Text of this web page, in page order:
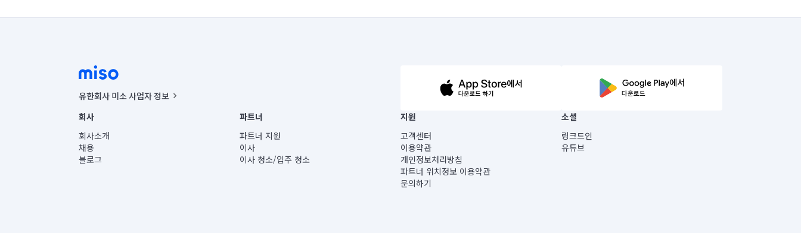
유한회사 미소 사업자 정보
사업자등록번호 : 291-87-00271 | 인허가번호 : 2016-3220163-14-5-00019 |
통신판매신고번호 : 2024-서울종로-1400(공정거래위원회 정보) |
대표이사 : CHING VICTOR COLUMBIA RHEE
주소 | 본사: 서울특별시 종로구 율곡로 6(중학동, 트윈트리빌딩) B동 5층
컨택센터 : 서울특별시 종로구 수송동 율곡로 24, 7층, 8층 미소
회사
회사소개
채용
블로그
파트너
파트너 지원
이사
이사 청소/입주 청소
지원
고객센터
이용약관
개인정보처리방침
파트너 위치정보 이용약관
문의하기
소셜
링크드인
유튜브